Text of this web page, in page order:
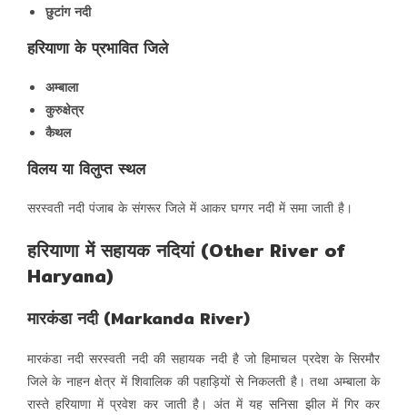
छुटांग नदी
हरियाणा के प्रभावित जिले
अम्बाला
कुरुक्षेत्र
कैथल
विलय या विलुप्त स्थल
सरस्वती नदी पंजाब के संगरूर जिले में आकर घग्गर नदी में समा जाती है।
हरियाणा में सहायक नदियां (Other River of
Haryana)
मारकंडा नदी (Markanda River)
मारकंडा नदी सरस्वती नदी की सहायक नदी है जो हिमाचल प्रदेश के सिरमौर
जिले के नाहन क्षेत्र में शिवालिक की पहाड़ियों से निकलती है। तथा अम्बाला के
रास्ते हरियाणा में प्रवेश कर जाती है। अंत में यह सनिसा झील में गिर कर